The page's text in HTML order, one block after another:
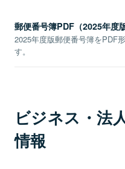
郵便番号簿PDF（2025年度版
2025年度版郵便番号簿をPDF
す。
ビジネス・法
情報